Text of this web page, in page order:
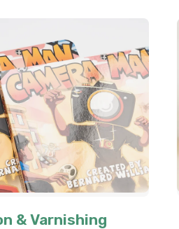
& Varnishing